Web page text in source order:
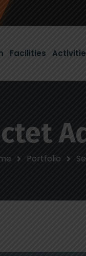
Facilities
Portfolio